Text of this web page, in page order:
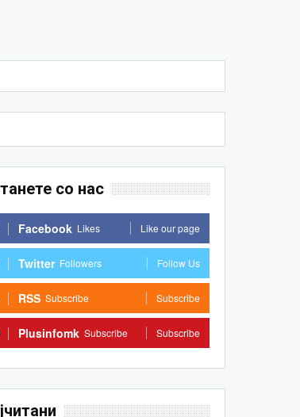
со нас
Facebook Likes Like our page
Twitter Followers Follow Us
RSS Subscribe Subscribe
Plusinfomk Subscribe Subscribe